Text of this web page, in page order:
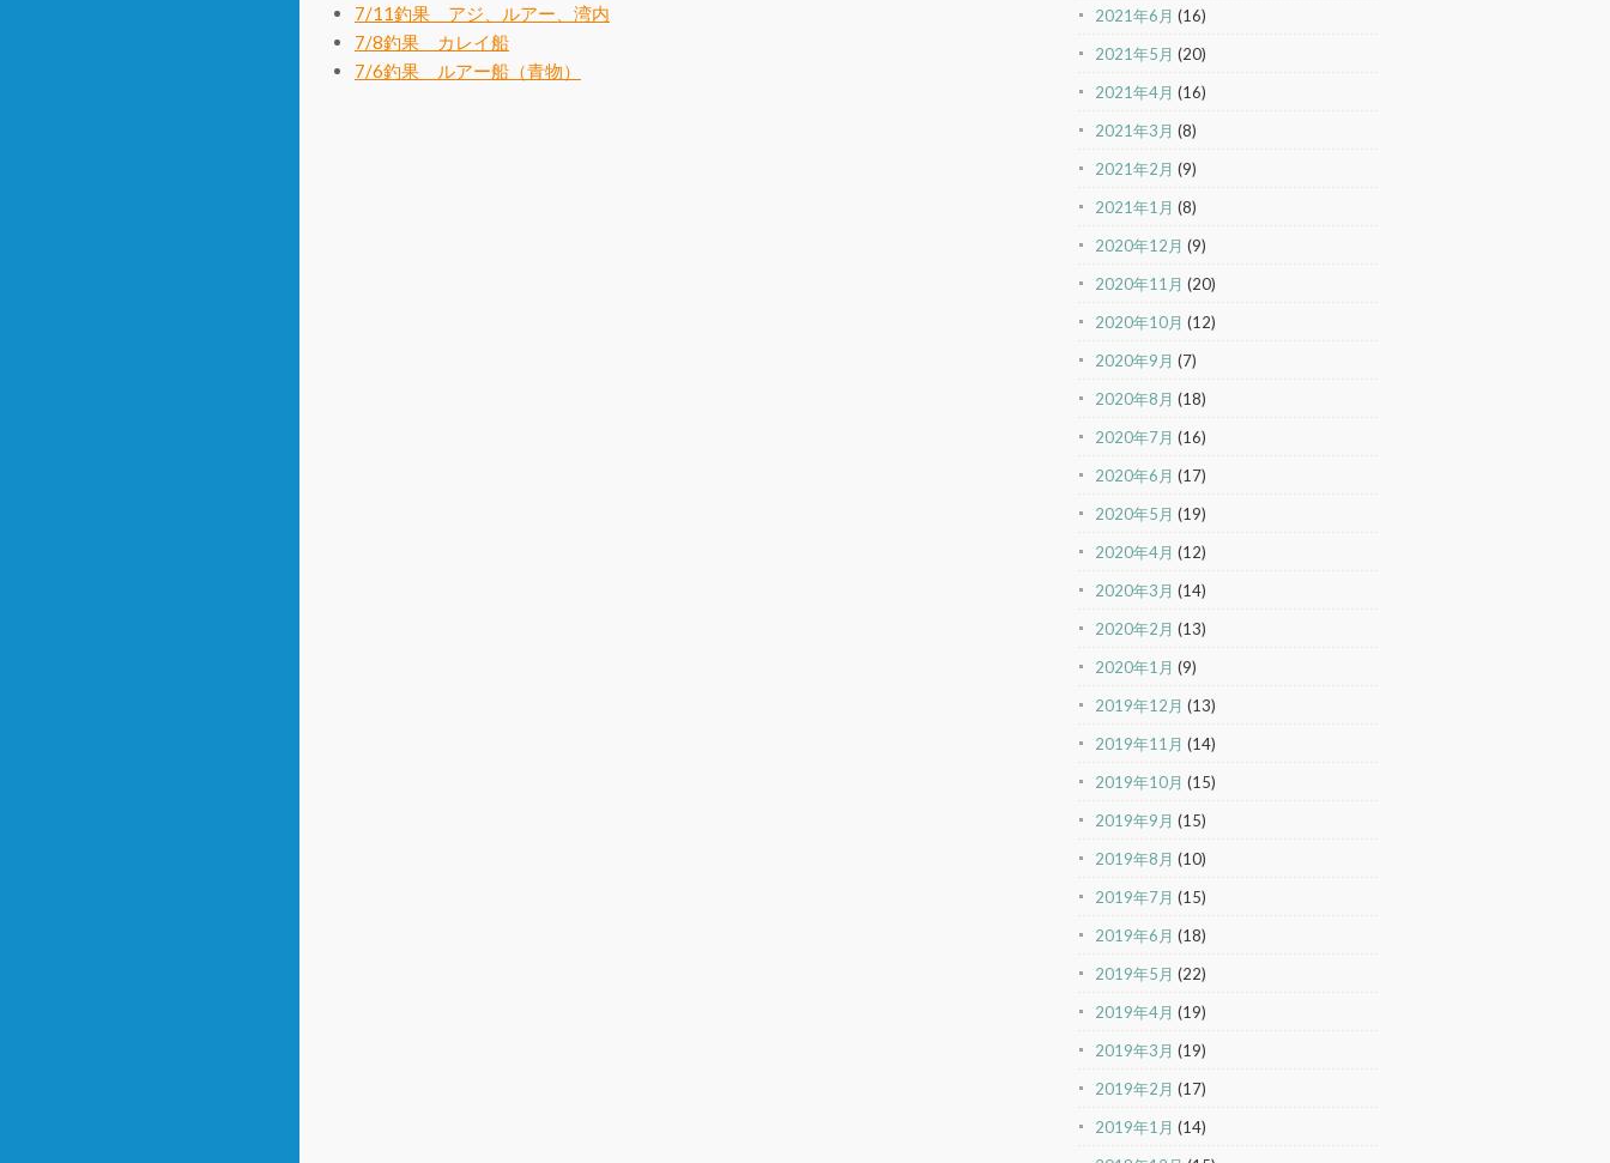
7/11釣果 アジ、ルアー、湾内
7/8釣果 カレイ船
7/6釣果 ルアー船（青物）
2021年6月 (16)
2021年5月 (20)
2021年4月 (16)
2021年3月 (8)
2021年2月 (9)
2021年1月 (8)
2020年12月 (9)
2020年11月 (20)
2020年10月 (12)
2020年9月 (7)
2020年8月 (18)
2020年7月 (16)
2020年6月 (17)
2020年5月 (19)
2020年4月 (12)
2020年3月 (14)
2020年2月 (13)
2020年1月 (9)
2019年12月 (13)
2019年11月 (14)
2019年10月 (15)
2019年9月 (15)
2019年8月 (10)
2019年7月 (15)
2019年6月 (18)
2019年5月 (22)
2019年4月 (19)
2019年3月 (19)
2019年2月 (17)
2019年1月 (14)